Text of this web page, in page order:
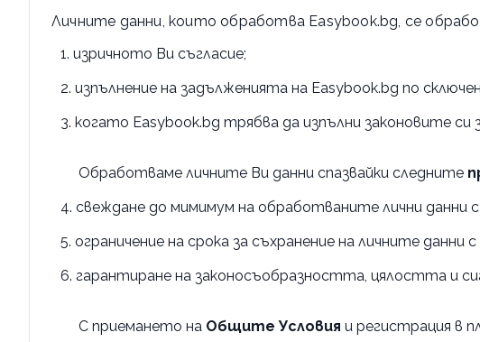
Личните данни, които обработва Easybook.bg, се
изричното Ви съгласие;
изпълнение на задълженията на Easybook.bg по
когато Easybook.bg трябва да изпълни законовите си
Обработваме личните Ви данни спазвайки следните
свеждане до мимимум на обработваните лични данни
ограничение на срока за съхранение на личните данни
гарантиране на законосъобразността, цялостта и
С приемането на Общите Условия и регистрация в